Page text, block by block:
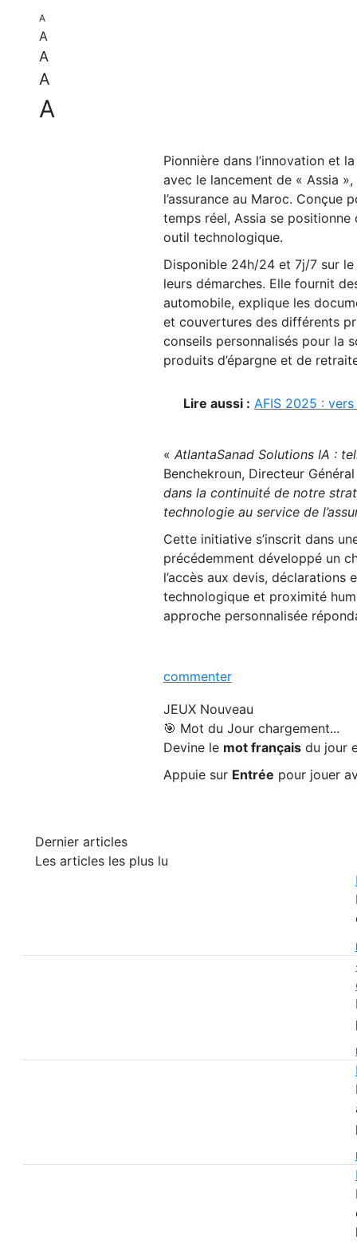
A
A
A
A
A
Pionnière dans l’innovation et
avec le lancement de « Assia
l’assurance au Maroc.
temps réel, Assia se
outil technologique.
Disponible 24h/24 et 7j/7 sur
leurs démarches. Elle fournit
automobile, explique les
et couvertures des différents
conseils personnalisés pour la
produits d’épargne et de
Lire aussi : AFIS 2025 :
« AtlantaSanad Solutions IA :
Benchekroun, Directeur
dans la continuité de notre
technologie au service de
Cette initiative s’inscrit dans
précédemment développé un
l’accès aux devis, déclarations
technologique et proximité
approche personnalisée
commenter
JEUX Nouveau
🎯 Mot du Jour chargement...
Devine le mot françaisdu jour
Appuie sur Entrée pour jouer
Dernier articles
Les articles les plus lu